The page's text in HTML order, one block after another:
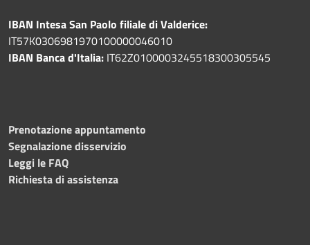
IBAN Intesa San Paolo filiale di Valderice:
IT57K0306981970100000046010
IBAN Banca d'Italia: IT62Z0100003245518300305545
Prenotazione appuntamento
Segnalazione disservizio
Leggi le FAQ
Richiesta di assistenza